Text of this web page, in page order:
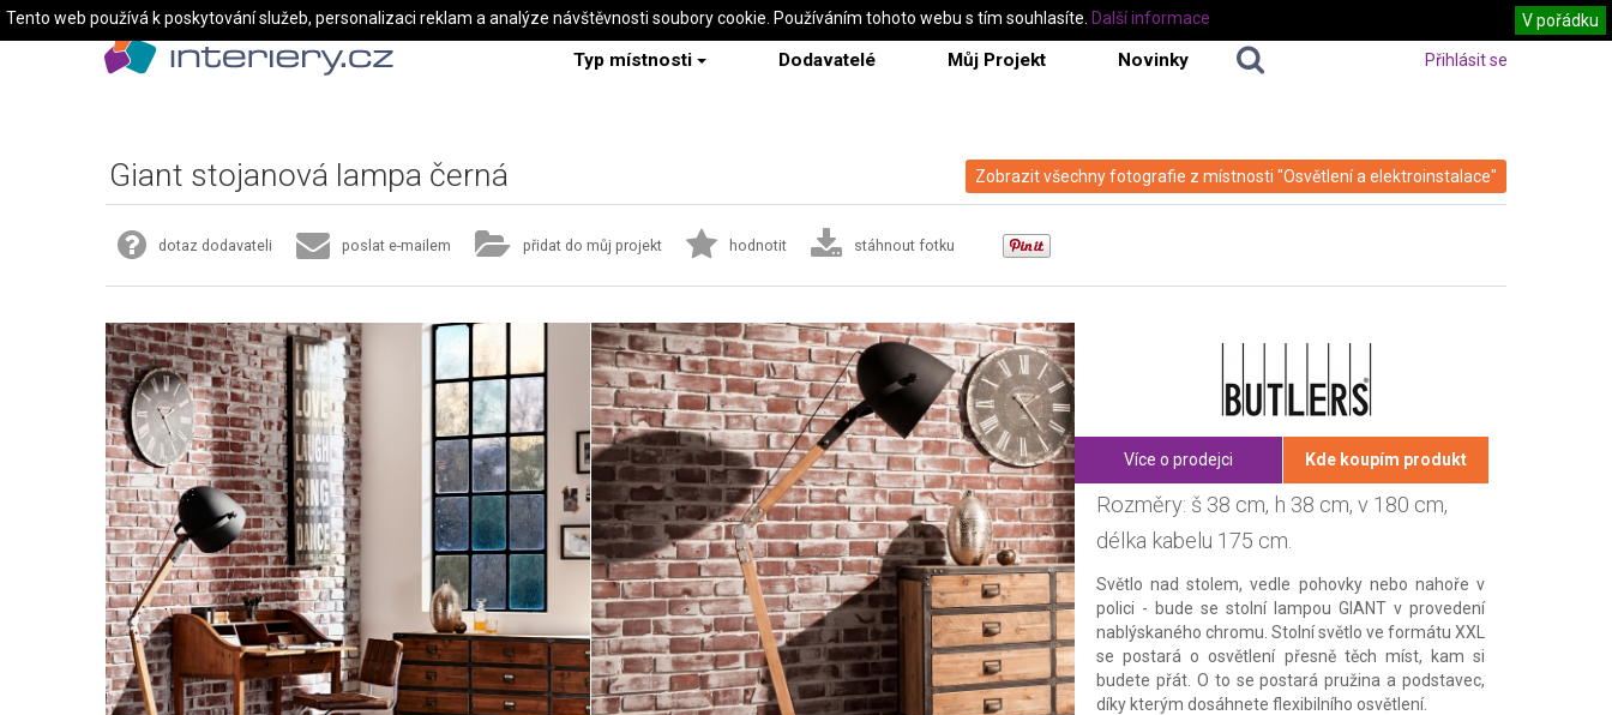
Typ místnosti Dodavatelé Můj Projekt Novinky Přihlásit se
Zobrazit všechny fotografie z místnosti "Osvětlení a elektroinstalace"
Giant stojanová lampa černá
dotaz dodavateli poslat e-mailem přidat do můj projekt hodnotit stáhnout fotku
Více o prodejci Kde koupím produkt
Rozměry: š 38 cm, h 38 cm, v 180 cm,
délka kabelu 175 cm.
Světlo nad stolem, vedle pohovky nebo nahoře v
polici - bude se stolní lampou GIANT v provedení
nablýskaného chromu. Stolní světlo ve formátu XXL
se postará o osvětlení přesně těch míst, kam si
budete přát. O to se postará pružina a podstavec,
díky kterým dosáhnete flexibilního osvětlení.
Tento web používá k poskytování služeb, personalizaci reklam a analýze návštěvnosti soubory cookie. Používáním tohoto webu s tím souhlasíte. V pořádku
Další informace